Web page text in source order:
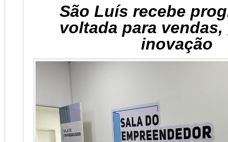
São Luís recebe
voltada para vendas,
inovação